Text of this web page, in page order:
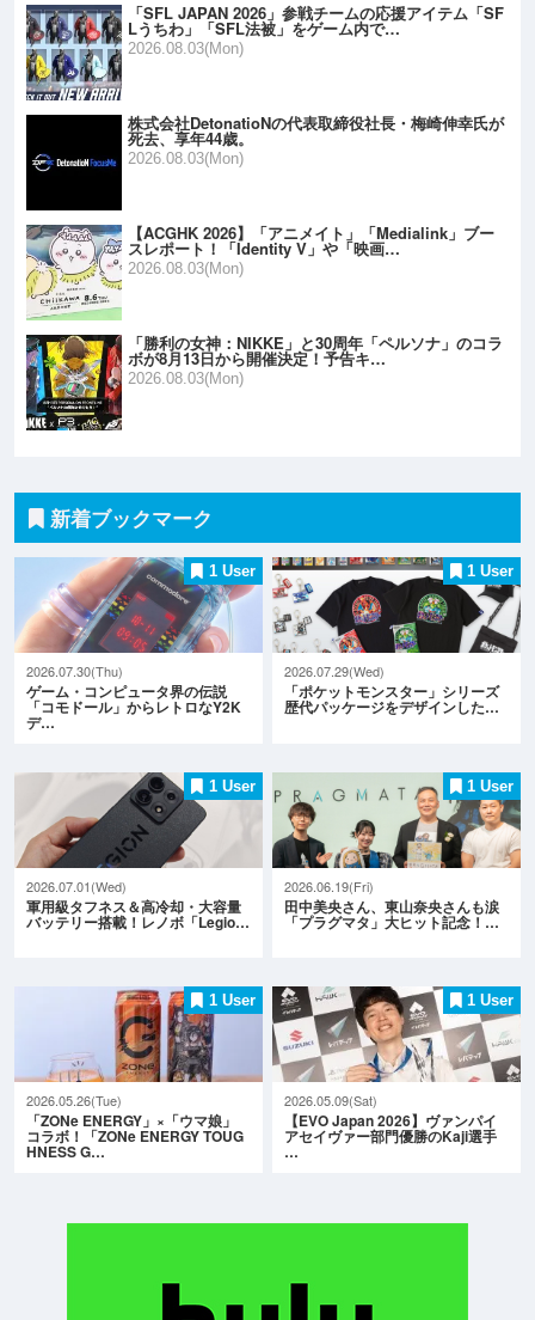
「SFL JAPAN 2026」参戦チームの応援アイテム「SF
Lうちわ」「SFL法被」をゲーム内で…
2026.08.03(Mon)
株式会社DetonatioNの代表取締役社長・梅崎伸幸氏が
死去、享年44歳。
2026.08.03(Mon)
【ACGHK 2026】「アニメイト」「Medialink」ブー
スレポート！「Identity V」や「映画…
2026.08.03(Mon)
「勝利の女神：NIKKE」と30周年「ペルソナ」のコラ
ボが8月13日から開催決定！予告キ…
2026.08.03(Mon)
新着ブックマーク
1 User
2026.07.30(Thu)
ゲーム・コンピュータ界の伝説
「コモドール」からレトロなY2K
デ…
1 User
2026.07.29(Wed)
「ポケットモンスター」シリーズ
歴代パッケージをデザインした…
1 User
2026.07.01(Wed)
軍用級タフネス＆高冷却・大容量
バッテリー搭載！レノボ「Legio…
1 User
2026.06.19(Fri)
田中美央さん、東山奈央さんも涙
「プラグマタ」大ヒット記念！…
1 User
2026.05.26(Tue)
「ZONe ENERGY」×「ウマ娘」
コラボ！「ZONe ENERGY TOUG
HNESS G…
1 User
2026.05.09(Sat)
【EVO Japan 2026】ヴァンパイ
アセイヴァー部門優勝のKaji選手
…